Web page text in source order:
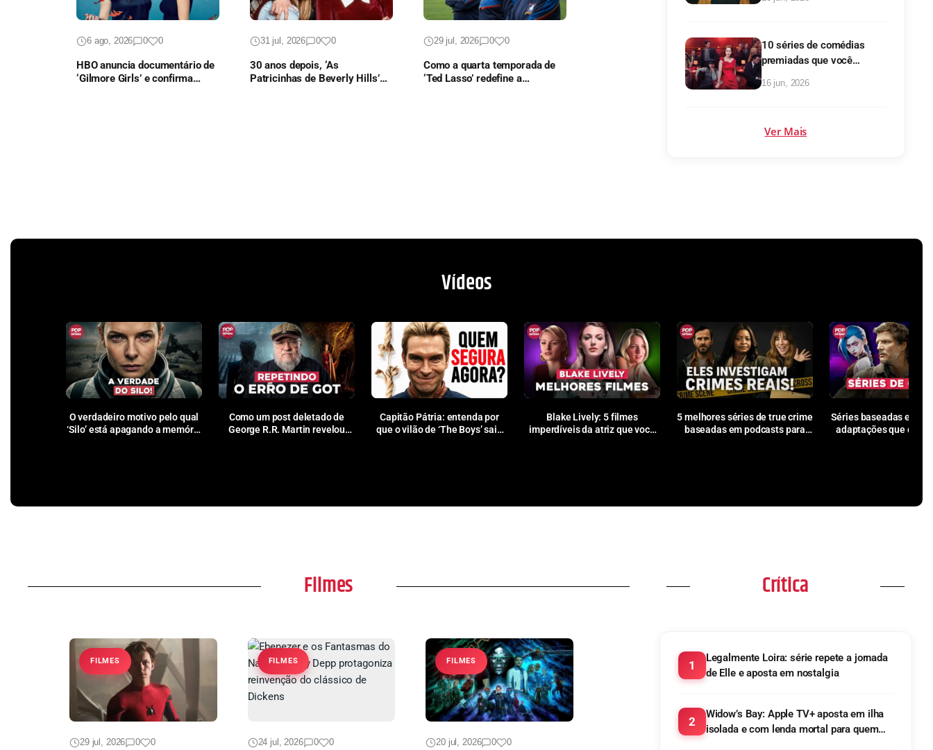
6 ago, 2026 0 0
HBO anuncia documentário de
‘Gilmore Girls’ e confirma
31 jul, 2026 0 0
30 anos depois, ‘As
Patricinhas de Beverly Hills’
29 jul, 2026 0 0
Como a quarta temporada de
‘Ted Lasso’ redefine a
10 séries de comédias
premiadas que você
precisa conhecer!
16 jun, 2026
Ver Mais
Vídeos
O verdadeiro motivo pelo qual
‘Silo’ está apagando a memória
Como um post deletado de
George R.R. Martin revelou
Capitão Pátria: entenda por
que o vilão de ‘The Boys’ saiu
Blake Lively: 5 filmes
imperdíveis da atriz que você
5 melhores séries de true crime
baseadas em podcasts para
Séries baseadas em
adaptações que
Filmes
FILMES
29 jul, 2026 0 0
FILMES
24 jul, 2026 0 0
FILMES
20 jul, 2026 0 0
Crítica
1
Legalmente Loira: série repete a jornada
de Elle e aposta em nostalgia
2
Widow’s Bay: Apple TV+ aposta em ilha
isolada e com lenda mortal para quem